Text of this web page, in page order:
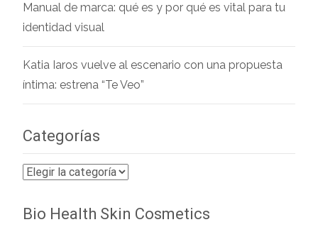
Manual de marca: qué es y por qué es vital para tu
identidad visual
Katia Iaros vuelve al escenario con una propuesta
íntima: estrena “Te Veo”
Categorías
Categorías
Bio Health Skin Cosmetics